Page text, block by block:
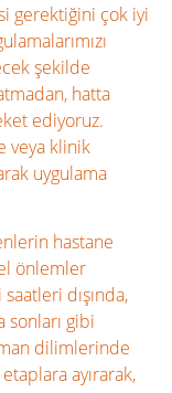
gerektiğini çok iyi
şekilde
hatta
ediyoruz.
veya klinik
uygulama
hastane
önlemler
dışında,
sonları gibi
dilimlerinde
ayırarak,